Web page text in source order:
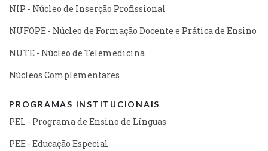
NIP - Núcleo de Inserção Profissional
NUFOPE - Núcleo de Formação Docente e Prática de Ensino
NUTE - Núcleo de Telemedicina
Núcleos Complementares
PROGRAMAS INSTITUCIONAIS
PEL - Programa de Ensino de Línguas
PEE - Educação Especial